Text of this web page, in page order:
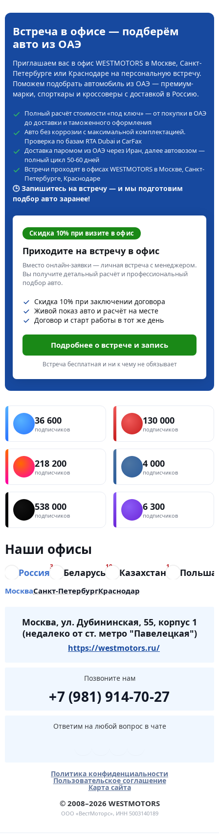
Встреча в офисе — подберём
авто из ОАЭ
Приглашаем вас в офис WESTMOTORS в Москве, Санкт-
Петербурге или Краснодаре на персональную встречу.
Поможем подобрать автомобиль из ОАЭ — премиум-
марки, спорткары и кроссоверы с доставкой в Россию.
Полный расчёт стоимости «под ключ» — от покупки в ОАЭ
до доставки и таможенного оформления
Авто без коррозии с максимальной комплектацией.
Проверка по базам RTA Dubai и CarFax
Доставка паромом из ОАЭ через Иран, далее автовозом —
полный цикл 50-60 дней
Встречи проходят в офисах WESTMOTORS в Москве, Санкт-
Петербурге, Краснодаре
🕒 Запишитесь на встречу — и мы подготовим
подбор авто заранее!
Скидка 10% при визите в офис
Приходите на встречу в офис
Вместо онлайн-заявки — личная встреча с менеджером.
Вы получите детальный расчёт и профессиональный
подбор авто.
Скидка 10% при заключении договора
Живой показ авто и расчёт на месте
Договор и старт работы в тот же день
Подробнее о встрече и запись
Встреча бесплатная и ни к чему не обязывает
36 600
подписчиков
130 000
подписчиков
218 200
подписчиков
4 000
подписчиков
538 000
подписчиков
6 300
подписчиков
Наши офисы
Россия
3
Беларусь
10
Казахстан
1
Польша
МоскваСанкт-ПетербургКраснодар
Москва, ул. Дубининская, 55, корпус 1
(недалеко от ст. метро "Павелецкая")
https://westmotors.ru/
Позвоните нам
+7 (981) 914-70-27
Ответим на любой вопрос в чате
Политика конфиденциальности
Пользовательское соглашение
Карта сайта
© 2008–2026 WESTMOTORS
ООО «ВестМоторс», ИНН 5003140189